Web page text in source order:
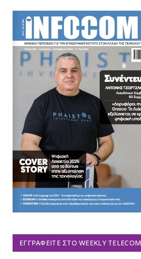
ΕΓΓΡΑΦΕΊΤΕ ΣΤΟ WEEKLY TELECOM